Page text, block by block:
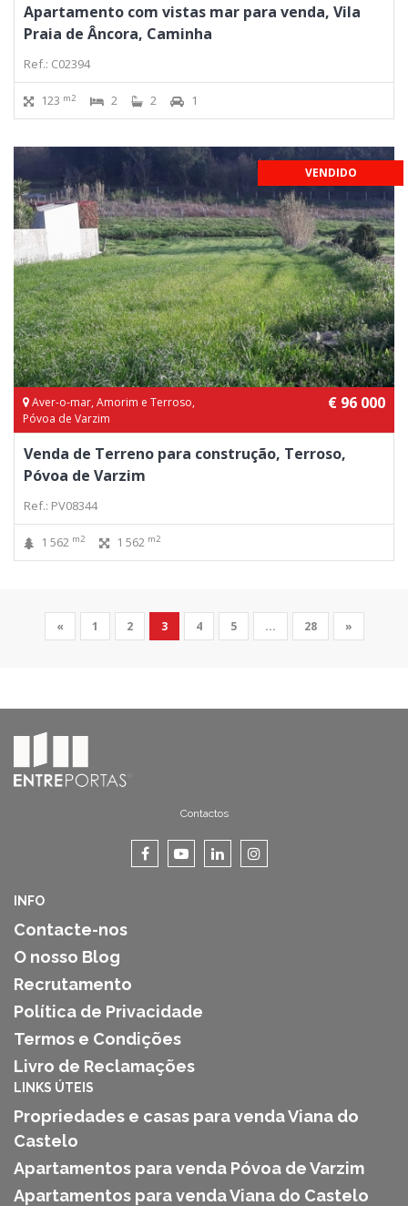
Apartamento com vistas mar para venda, Vila
Praia de Âncora, Caminha
Ref.: C02394
123 m2 2 2 1
VENDIDO
Aver-o-mar, Amorim e Terroso,
Póvoa de Varzim
€ 96 000
Venda de Terreno para construção, Terroso,
Póvoa de Varzim
Ref.: PV08344
1 562 m2 1 562 m2
« 1 2 3 4 5 ... 28 »
Contactos
INFO
Contacte-nos
O nosso Blog
Recrutamento
Política de Privacidade
Termos e Condições
Livro de Reclamações
LINKS ÚTEIS
Propriedades e casas para venda Viana do
Castelo
Apartamentos para venda Póvoa de Varzim
Apartamentos para venda Viana do Castelo